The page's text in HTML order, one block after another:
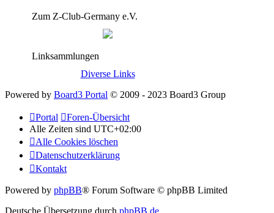
Zum Z-Club-Germany e.V.
Linksammlungen
Diverse Links
Powered by Board3 Portal © 2009 - 2023 Board3 Group
Portal
Foren-Übersicht
Alle Zeiten sind UTC+02:00
Alle Cookies löschen
Datenschutzerklärung
Kontakt
Powered by phpBB® Forum Software © phpBB Limited
Deutsche Übersetzung durch phpBB.de